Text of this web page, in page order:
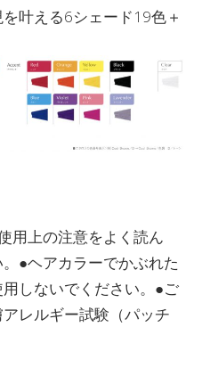
叶える6シェード19色＋
用上の注意をよく読ん
●ヘアカラーでかぶれた
しないでください。●ご
レルギー試験（パッチ